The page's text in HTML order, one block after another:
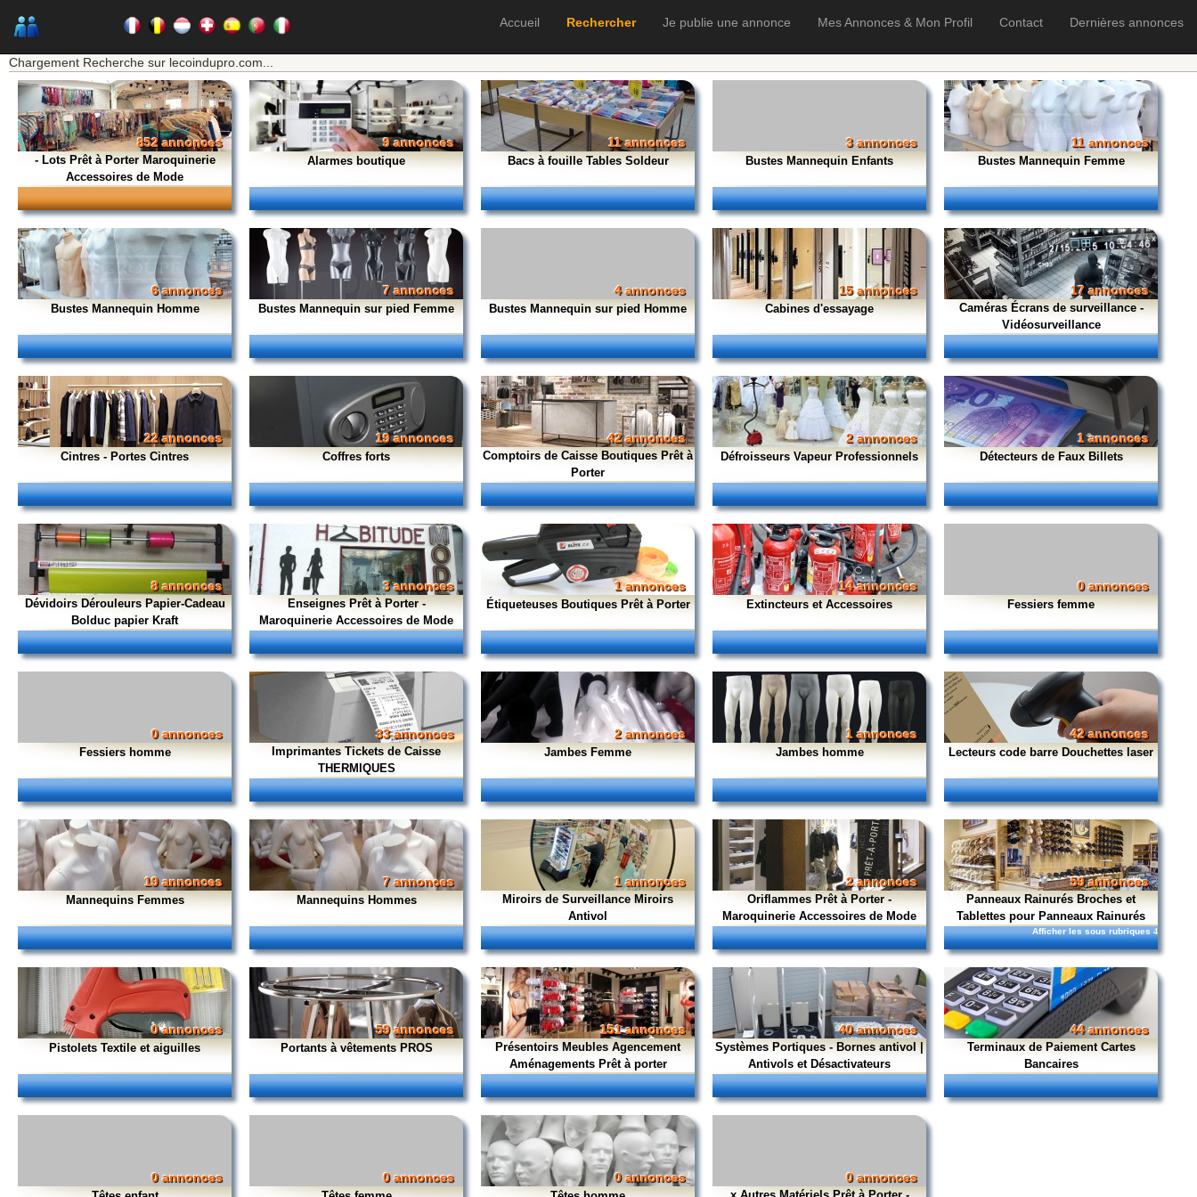
Accueil Rechercher Je publie une annonce Mes Annonces & Mon Profil Contact
Dernières annonces
Chargement Recherche sur lecoindupro.com...
852 annonces
- Lots Prêt à Porter Maroquinerie
Accessoires de Mode
9 annonces
Alarmes boutique
11 annonces
Bacs à fouille Tables Soldeur
3 annonces
Bustes Mannequin Enfants
11 annonces
Bustes Mannequin Femme
6 annonces
Bustes Mannequin Homme
7 annonces
Bustes Mannequin sur pied Femme
4 annonces
Bustes Mannequin sur pied Homme
15 annonces
Cabines d'essayage
17 annonces
Caméras Écrans de surveillance -
Vidéosurveillance
22 annonces
Cintres - Portes Cintres
19 annonces
Coffres forts
42 annonces
Comptoirs de Caisse Boutiques Prêt à
Porter
2 annonces
Défroisseurs Vapeur Professionnels
1 annonces
Détecteurs de Faux Billets
8 annonces
Dévidoirs Dérouleurs Papier-Cadeau
Bolduc papier Kraft
3 annonces
Enseignes Prêt à Porter -
Maroquinerie Accessoires de Mode
1 annonces
Étiqueteuses Boutiques Prêt à Porter
14 annonces
Extincteurs et Accessoires
0 annonces
Fessiers femme
0 annonces
Fessiers homme
33 annonces
Imprimantes Tickets de Caisse
THERMIQUES
2 annonces
Jambes Femme
1 annonces
Jambes homme
42 annonces
Lecteurs code barre Douchettes laser
19 annonces
Mannequins Femmes
7 annonces
Mannequins Hommes
1 annonces
Miroirs de Surveillance Miroirs
Antivol
2 annonces
Oriflammes Prêt à Porter -
Maroquinerie Accessoires de Mode
59 annonces
Panneaux Rainurés Broches et
Tablettes pour Panneaux Rainurés
Afficher les sous rubriques 4
0 annonces
Pistolets Textile et aiguilles
59 annonces
Portants à vêtements PROS
151 annonces
Présentoirs Meubles Agencement
Aménagements Prêt à porter
40 annonces
Systèmes Portiques - Bornes antivol |
Antivols et Désactivateurs
44 annonces
Terminaux de Paiement Cartes
Bancaires
0 annonces 0 annonces 0 annonces 0 annonces